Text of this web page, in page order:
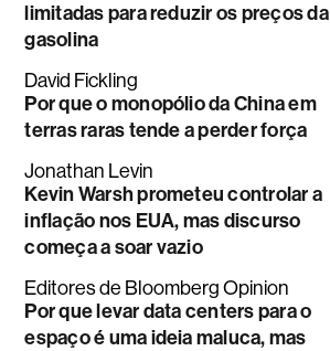
limitadas para reduzir os preços da
gasolina
David Fickling
Por que o monopólio da China em
terras raras tende a perder força
Jonathan Levin
Kevin Warsh prometeu controlar a
inflação nos EUA, mas discurso
começa a soar vazio
Editores de Bloomberg Opinion
Por que levar data centers para o
espaço é uma ideia maluca, mas